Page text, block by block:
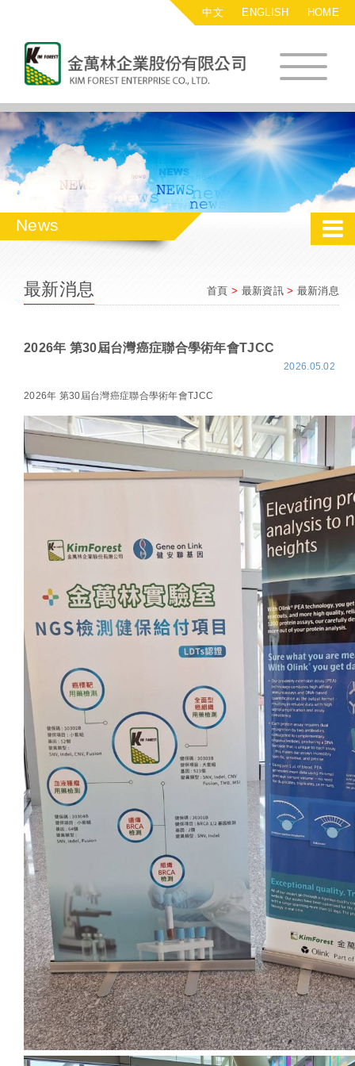
中文 ENGLISH HOME
金萬林
News
最新消息 首頁 > 最新資訊> 最新消息
2026年 第30屆台灣癌症聯合學術年會TJCC
2026.05.02
2026年 第30屆台灣癌症聯合學術年會TJCC